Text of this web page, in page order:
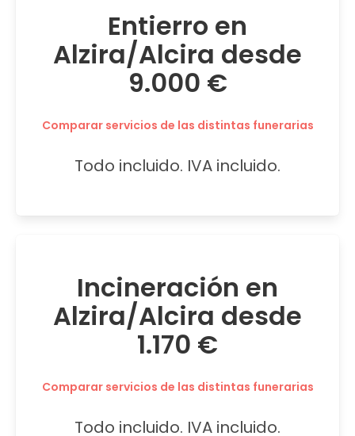
Entierro en
Alzira/Alcira desde
9.000 €
Comparar servicios de las distintas funerarias
Todo incluido. IVA incluido.
Incineración en
Alzira/Alcira desde
1.170 €
Comparar servicios de las distintas funerarias
Todo incluido. IVA incluido.